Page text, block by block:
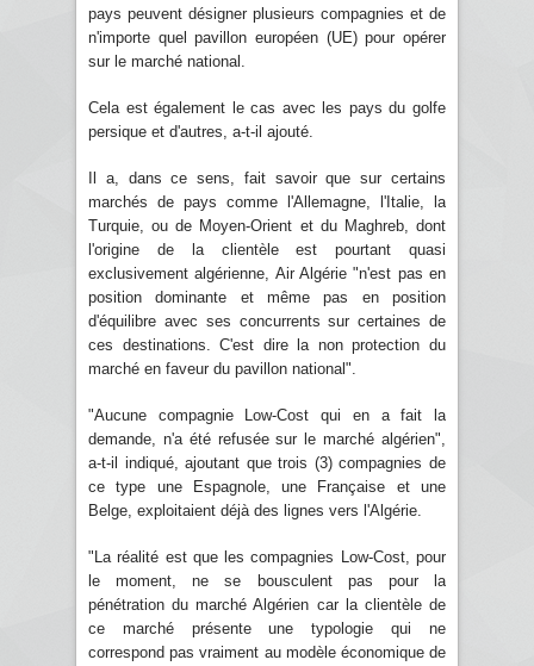
pays peuvent désigner plusieurs compagnies et de
n'importe quel pavillon européen (UE) pour opérer
sur le marché national.
Cela est également le cas avec les pays du golfe
persique et d'autres, a-t-il ajouté.
Il a, dans ce sens, fait savoir que sur certains
marchés de pays comme l'Allemagne, l'Italie, la
Turquie, ou de Moyen-Orient et du Maghreb, dont
l'origine de la clientèle est pourtant quasi
exclusivement algérienne, Air Algérie "n'est pas en
position dominante et même pas en position
d'équilibre avec ses concurrents sur certaines de
ces destinations. C'est dire la non protection du
marché en faveur du pavillon national".
"Aucune compagnie Low-Cost qui en a fait la
demande, n'a été refusée sur le marché algérien",
a-t-il indiqué, ajoutant que trois (3) compagnies de
ce type une Espagnole, une Française et une
Belge, exploitaient déjà des lignes vers l'Algérie.
"La réalité est que les compagnies Low-Cost, pour
le moment, ne se bousculent pas pour la
pénétration du marché Algérien car la clientèle de
ce marché présente une typologie qui ne
correspond pas vraiment au modèle économique de